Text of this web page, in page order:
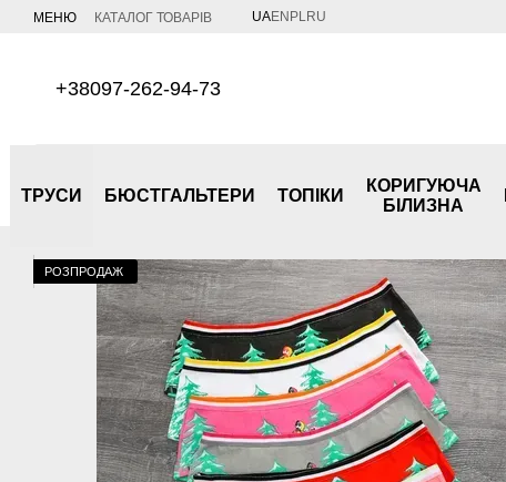
Перейти до основного контенту
МЕНЮ КАТАЛОГ ТОВАРІВ UAEN PLRU
+38097-262-94-73
ТРУСИ БЮСТГАЛЬТЕРИ ТОПІКИ
КОРИГУЮЧА
БІЛИЗНА
РОЗПРОДАЖ